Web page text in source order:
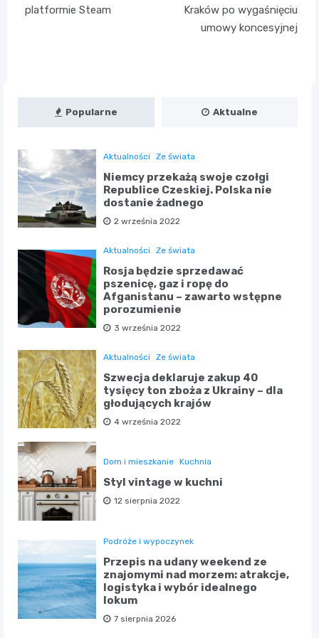
platformie Steam
Kraków po wygaśnięciu
umowy koncesyjnej
Popularne Aktualne
Aktualności Ze świata
Niemcy przekażą swoje czołgi
Republice Czeskiej. Polska nie
dostanie żadnego
2 września 2022
Aktualności Ze świata
Rosja będzie sprzedawać
pszenicę, gaz i ropę do
Afganistanu – zawarto wstępne
porozumienie
3 września 2022
Aktualności Ze świata
Szwecja deklaruje zakup 40
tysięcy ton zboża z Ukrainy – dla
głodujących krajów
4 września 2022
Dom i mieszkanie Kuchnia
Styl vintage w kuchni
12 sierpnia 2022
Podróże i wypoczynek
Przepis na udany weekend ze
znajomymi nad morzem: atrakcje,
logistyka i wybór idealnego
lokum
7 sierpnia 2026